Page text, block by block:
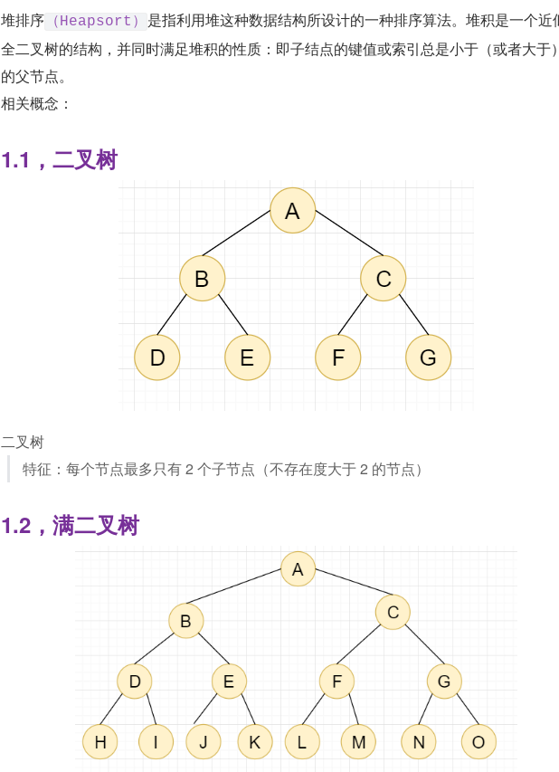
堆排序 （Heapsort）
是指利用堆这种数据结构所设计的一种排序算法。堆积是一个近
全二叉树的结构，并同时满足堆积的性质：即子结点的键值或索引总是小于（或者大于
的父节点。
相关概念：
1.1，二叉树
二叉树
特征：每个节点最多只有 2 个子节点（不存在度大于 2 的节点）
1.2，满二叉树